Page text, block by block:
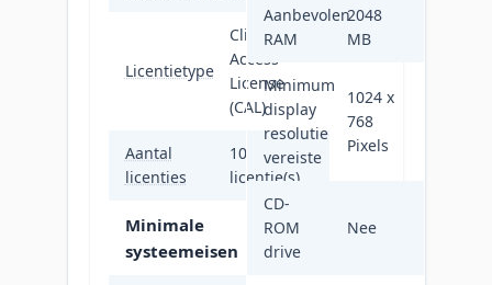
Licentietype
Client
Access
License
(CAL)
Aantal
licenties
10
licentie(s)
Minimale
systeemeisen
Aanbevolen
RAM
2048
MB
Minimum
display
resolutie
vereiste
1024 x
768
Pixels
CD-
ROM
drive
Nee